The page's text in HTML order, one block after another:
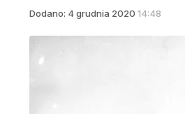
Dodano: 4grudnia 2020 14:48